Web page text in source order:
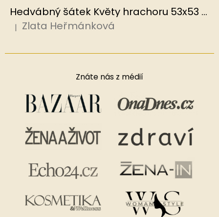
Hedvábný šátek Květy hrachoru 53x53 cm v dárkovém balení, HEDVÁBNÝ SVĚT
Hodnocení produktu je 5 z 5 hvězdiček.
| Zlata Heřmánková
Znáte nás z médií